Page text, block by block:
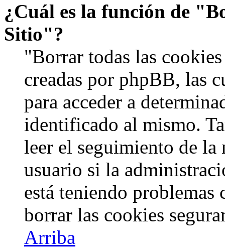
¿Cuál es la función de
Sitio"?
"Borrar todas las
creadas por phpBB, las
para acceder a
identificado al mismo.
leer el seguimiento de
usuario si la
está teniendo
borrar las cookies
Arriba